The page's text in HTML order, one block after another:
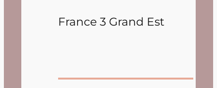
France 3 Grand Est